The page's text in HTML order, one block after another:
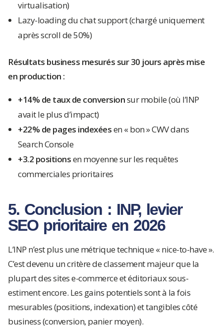
virtualisation)
Lazy-loading du chat support (chargé uniquement
après scroll de 50%)
Résultats business mesurés sur 30 jours après mise
en production :
+14% de taux de conversionsur mobile (où l’INP
avait le plus d’impact)
+22% de pages indexéesen « bon » CWV dans
Search Console
+3.2 positionsen moyenne sur les requêtes
commerciales prioritaires
5. Conclusion : INP, levier
SEO prioritaire en 2026
L’INP n’est plus une métrique technique « nice-to-have ».
C’est devenu un critère de classement majeur que la
plupart des sites e-commerce et éditoriaux sous-
estiment encore. Les gains potentiels sont à la fois
mesurables (positions, indexation) et tangibles côté
business (conversion, panier moyen).